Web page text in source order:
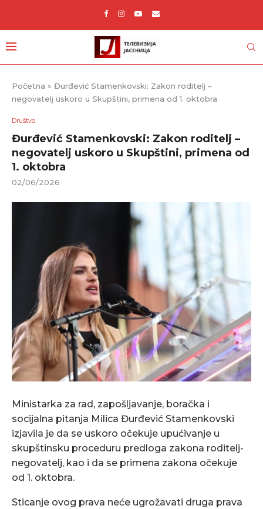
Početna » Đurđević Stamenkovski: Zakon roditelj –
negovatelj uskoro u Skupštini, primena od 1. oktobra
Društvo
Đurđević Stamenkovski: Zakon roditelj –
negovatelj uskoro u Skupštini, primena od
1. oktobra
02/06/2026
Ministarka za rad, zapošljavanje, boračka i
socijalna pitanja Milica Đurđević Stamenkovski
izjavila je da se uskoro očekuje upućivanje u
skupštinsku proceduru predloga zakona roditelj-
negovatelj, kao i da se primena zakona očekuje
od 1. oktobra.
Sticanje ovog prava neće ugrožavati druga prava